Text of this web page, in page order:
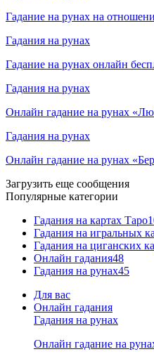
Гадание на рунах на
Гадания на рунах
Гадание на рунах онлайн
Гадания на рунах
Онлайн гадание на рунах
Гадания на рунах
Онлайн гадание на рунах
Загрузить еще сообщения
Популярные категории
Гадания на картах Таро
Гадания на игральных
Гадания на циганских
Онлайн гадания48
Гадания на рунах45
Для вас
Онлайн гадания
Гадания на рунах
Онлайн гадание на